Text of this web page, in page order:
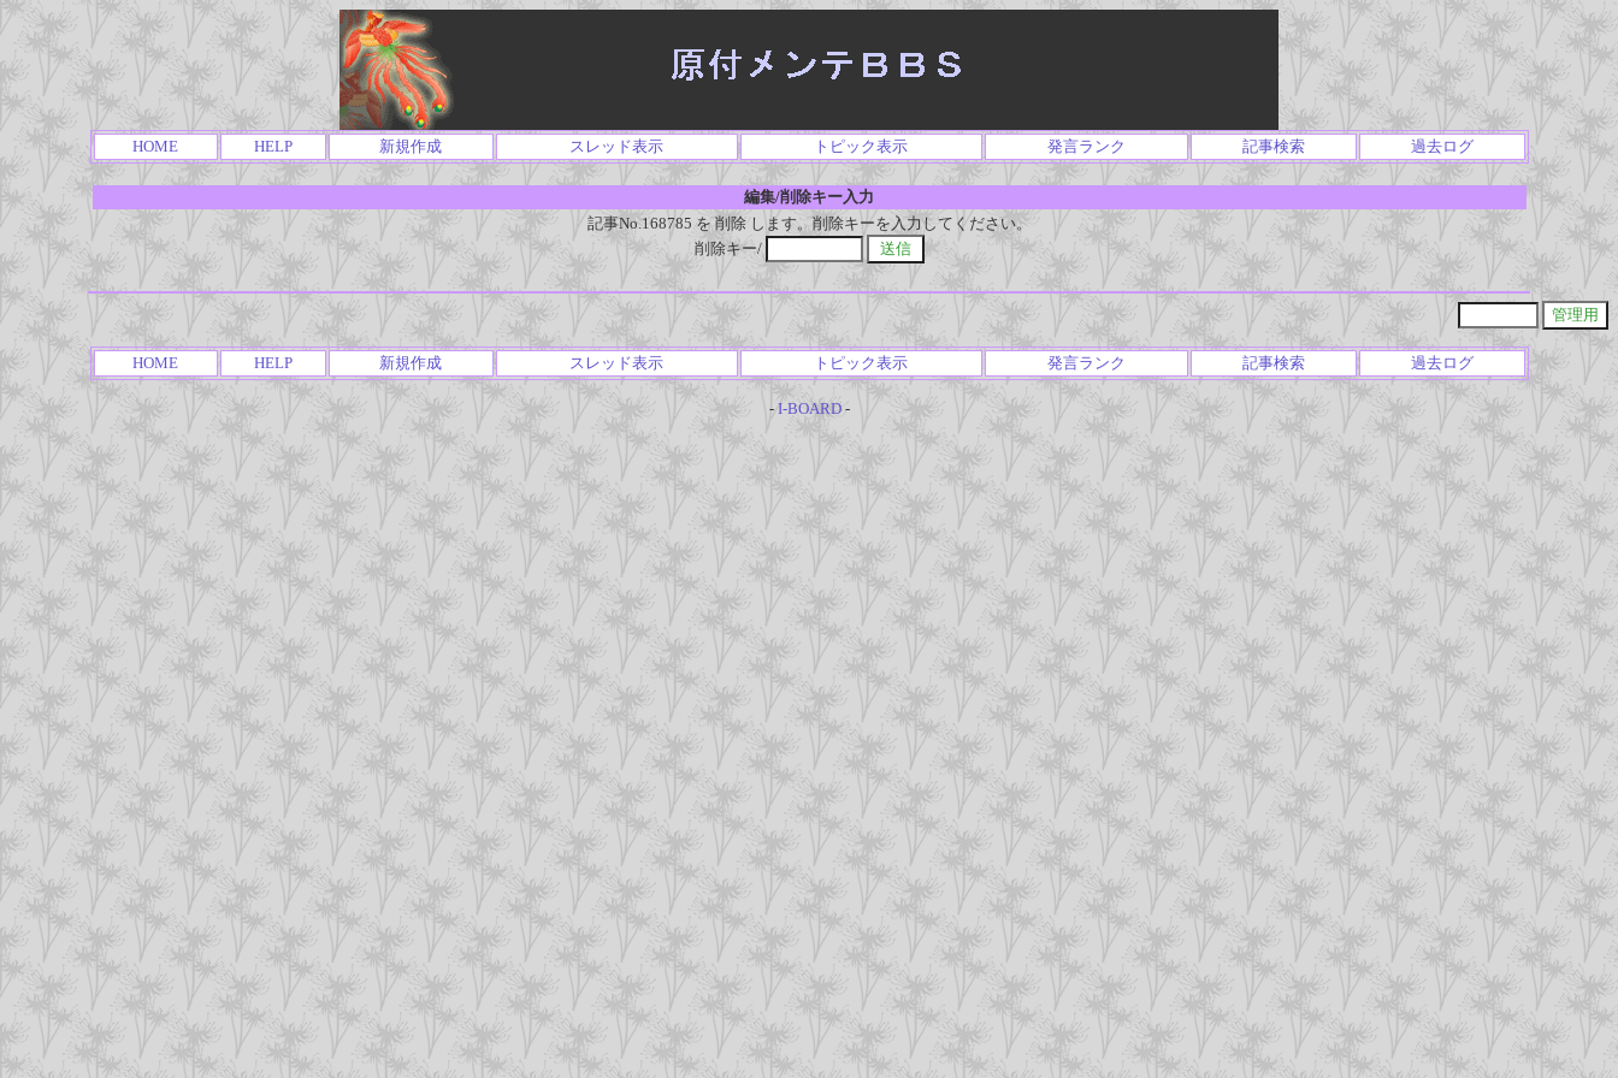
HOME HELP 新規作成 スレッド表示 トピック表示 発言ランク 記事検索 過去ログ
編集/削除キー入力
記事No.168785 を 削除 します。削除キーを入力してください。
削除キー/
HOME HELP 新規作成 スレッド表示 トピック表示 発言ランク 記事検索 過去ログ
- I-BOARD-